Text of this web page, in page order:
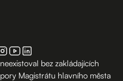
bez zakládajících
Magistrátu hlavního města